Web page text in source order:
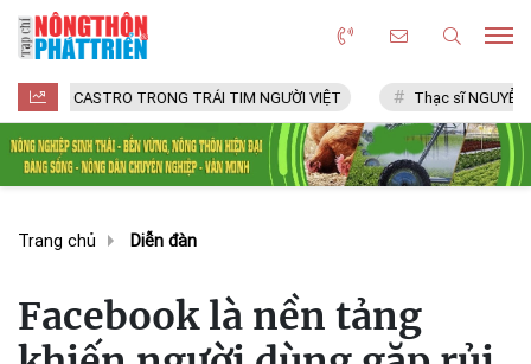
CASTRO TRONG TRÁI TIM NGƯỜI VIỆT Thạc sĩ NGUYỄN VĂN CHÍ
Trang chủ Diễn đàn
Facebook là nền tảng